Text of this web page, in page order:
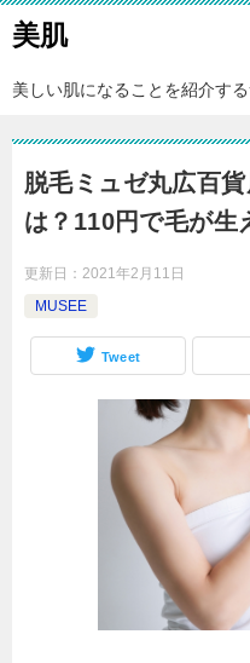
美肌
美しい肌になることを紹介する
脱毛ミュゼ丸広百
は？110円で毛が生
更新日： 2021年2月11日
MUSEE
Tweet